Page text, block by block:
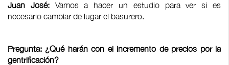
Juan José:Vamos a hacer un estudio para ver si es
necesario cambiar de lugar el basurero.
Pregunta: ¿Qué harán con el incremento de precios por la
gentrificación?